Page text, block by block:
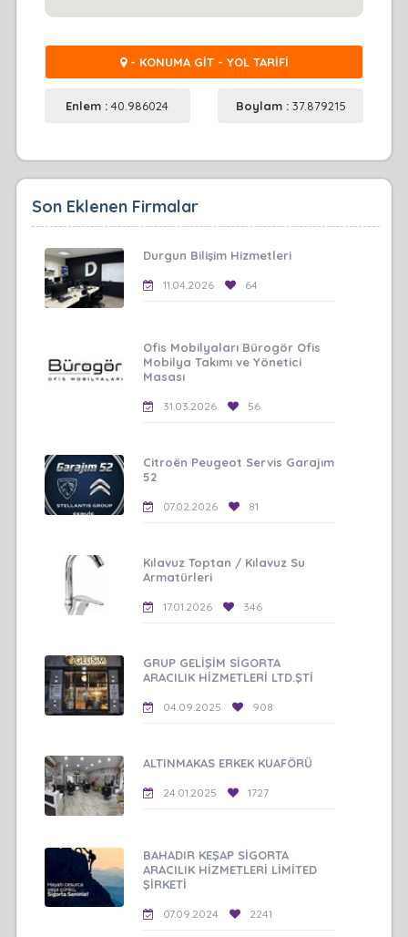
- KONUMA GİT - YOL TARİFİ
Enlem :40.986024 Boylam : 37.879215
Son Eklenen Firmalar
Durgun Bilişim Hizmetleri
11.04.2026 64
Ofis Mobilyaları Bürogör Ofis
Mobilya Takımı ve Yönetici
Masası
31.03.2026 56
Citroën Peugeot Servis Garajım
52
07.02.2026 81
Kılavuz Toptan / Kılavuz Su
Armatürleri
17.01.2026 346
GRUP GELİŞİM SİGORTA
ARACILIK HİZMETLERİ LTD.ŞTİ
04.09.2025 908
ALTINMAKAS ERKEK KUAFÖRÜ
24.01.2025 1727
BAHADIR KEŞAP SİGORTA
ARACILIK HİZMETLERİ LİMİTED
ŞİRKETİ
07.09.2024 2241